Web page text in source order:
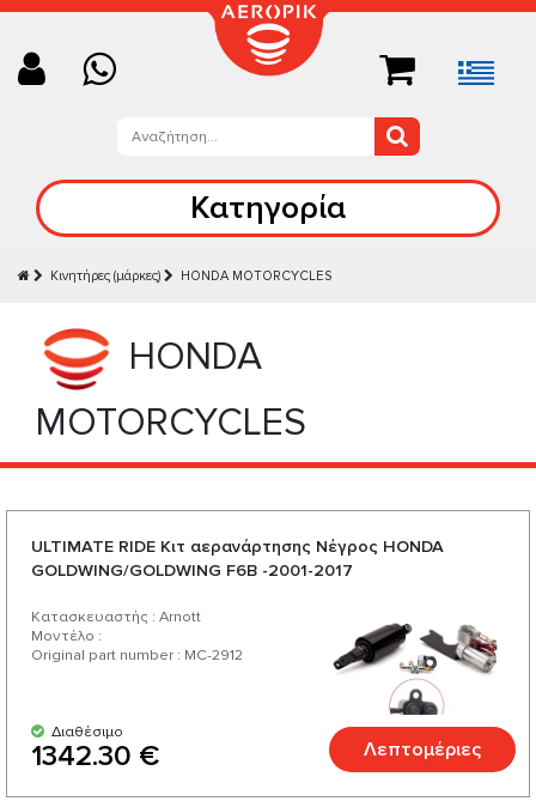
Κατηγορία
Κινητήρες (μάρκες) HONDA MOTORCYCLES
HONDA
MOTORCYCLES
ULTIMATE RIDE Κιτ αερανάρτησης Νέγρος HONDA
GOLDWING/GOLDWING F6B -2001-2017
Κατασκευαστής : Arnott
Μοντέλο :
Original part number : MC-2912
Διαθέσιμο
1342.30 € Λεπτομέριες